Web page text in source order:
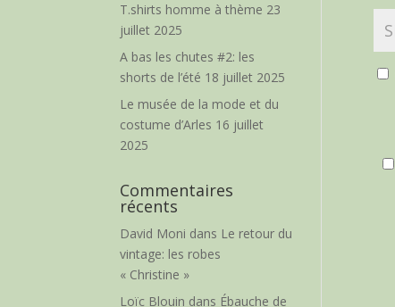
T.shirts homme à thème 23
juillet 2025
A bas les chutes #2: les
shorts de l’été 18 juillet 2025
Le musée de la mode et du
costume d’Arles 16 juillet
2025
Commentaires
récents
David Moni dans Le retour du
vintage: les robes
« Christine »
Loïc Blouin dans Ébauche de